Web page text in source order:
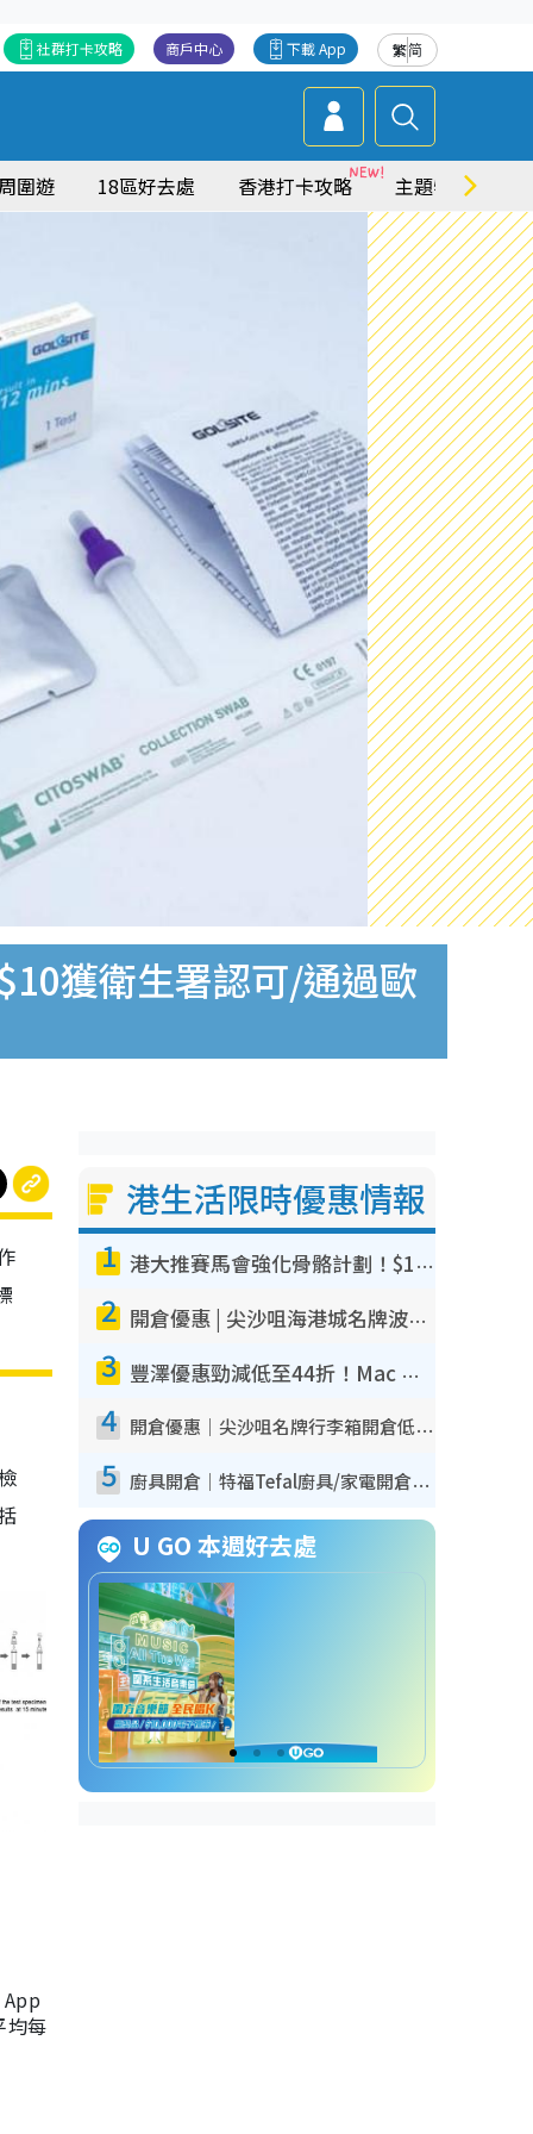
繁简
下載 App
商戶中心
社群打卡攻略
圍遊 18區好去處 香港打卡攻略 主題特集
獲衛生署認可/通過歐
均每
港生活限時優惠情報
1 港大推賽馬會強化骨骼計劃！$100骨質密度X光檢查 完成免費運動訓練送超市禮券！附參加資格
2 開倉優惠 | 尖沙咀海港城名牌波鞋開倉低至1折！On鞋$899起／Joy&Peace鞋履$98起
3 豐澤優惠勁減低至44折！Mac mini/iPhone17Pro大減價！廚房家電$220起
4 開倉優惠｜尖沙咀名牌行李箱開倉低至4折！一連5日 American Tourister/ace./Hallmark $200起！
5 廚具開倉｜特福Tefal廚具/家電開倉低至3折！$220起買平底鍋/炒鑊/湯煲！電飯煲/吸塵機/燙斗$418起
U GO 本週好去處